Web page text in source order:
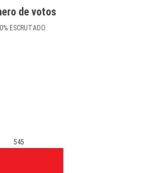
de votos
% ESCRUTADO
545